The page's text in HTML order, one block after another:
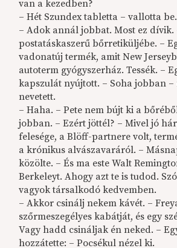
van a kezedben?
– Hét Szundex tabletta – vallotta be.
– Adok annál jobbat. Most ez dívik.
postatáskaszerű bőrretiküljébe. –
vadonatúj termék, amit New
autoterm gyógyszerház. Tessék. –
kapszulát nyújtott. – Soha jobban –
nevetett.
– Haha. – Pete nem bújt ki a
jobban. – Ezért jöttél? – Mivel jó
felesége, a Blöff-partnere volt,
a krónikus alvászavaráról. –
közölte. – És ma este Walt
Berkeleyt. Ahogy azt te is tudod.
vagyok társalkodó kedvemben.
– Akkor csinálj nekem kávét. –
szőrmeszegélyes kabátját, és egy
Vagy hadd csináljak én neked. –
hozzátette: – Pocsékul nézel ki.